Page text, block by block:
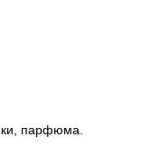
парфюма.